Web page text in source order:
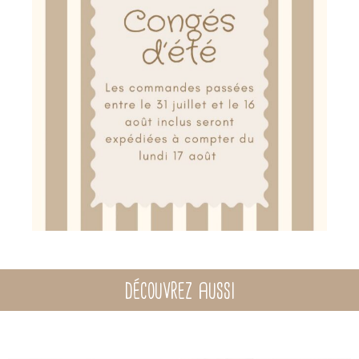
: hauteur : 2,50 m env., diamètre du cerceau : 60cm env.
Lavable en machine à 30°C
Repassage à l'envers
Ne pas utiliser le sèche-linge
RUPTURE
32,90
découvrez aussi